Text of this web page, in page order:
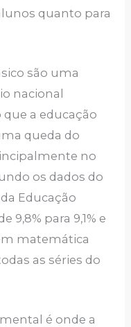
quanto para
são uma
nacional
que a educação
queda do
no
os dados do
Educação
9,8% para 9,1% e
matemática
as séries do
é onde a